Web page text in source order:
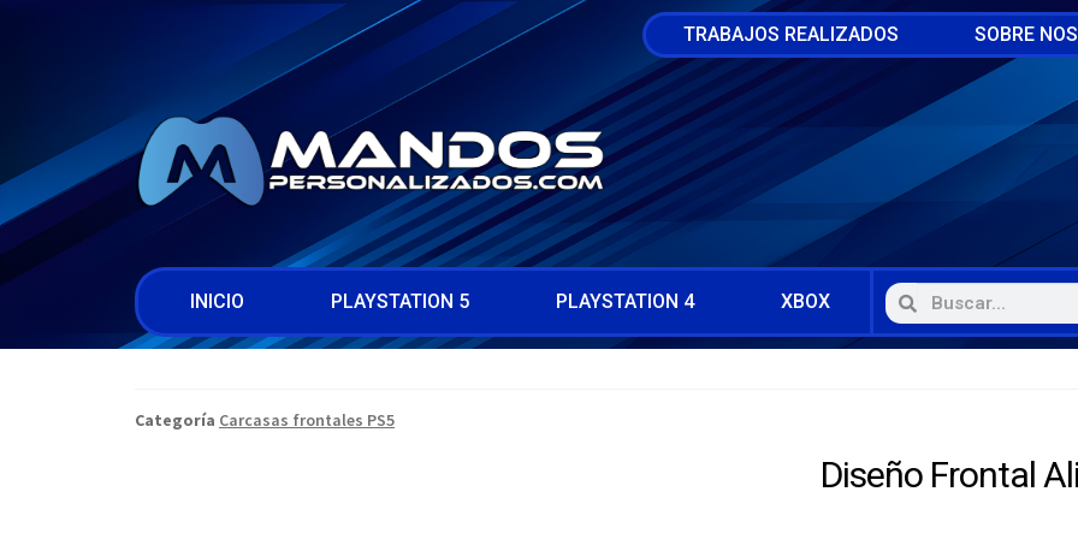
TRABAJOS REALIZADOS SOBRE
INICIO PLAYSTATION 5 PLAYSTATION 4 XBOX
Categoría Carcasas frontales PS5
Diseño Frontal